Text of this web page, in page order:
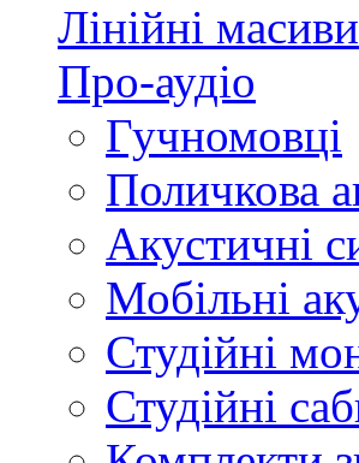
Лінійні масиви
Про-аудіо
Гучномовці
Поличкова
Акустичні
Мобільні
Студійні
Студійні